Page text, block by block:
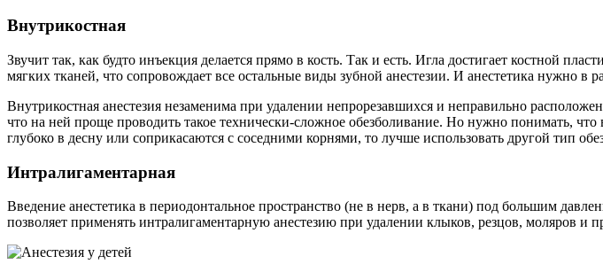
Внутрикостная
Звучит так, как будто инъекция делается прямо в кость. Так и есть. Игла достигает костной
мягких тканей, что сопровождает все остальные виды зубной анестезии. И анестетика нужно в
Внутрикостная анестезия незаменима при удалении непрорезавшихся и неправильно
что на ней проще проводить такое технически-сложное обезболивание. Но нужно понимать, что
глубоко в десну или соприкасаются с соседними корнями, то лучше использовать другой тип
Интралигаментарная
Введение анестетика в периодонтальное пространство (не в нерв, а в ткани) под большим
позволяет применять интралигаментарную анестезию при удалении клыков, резцов, моляров и